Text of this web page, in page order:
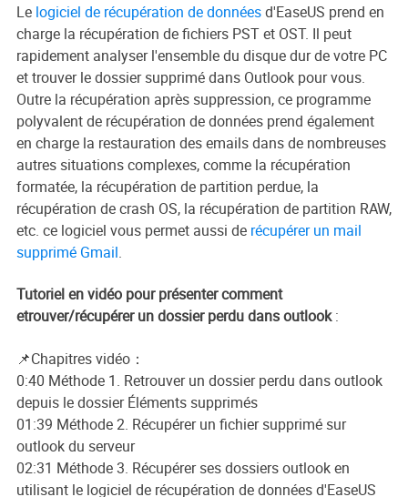
Le logiciel de récupération de donnéesd'EaseUS prend en
charge la récupération de fichiers PST et OST. Il peut
rapidement analyser l'ensemble du disque dur de votre PC
et trouver le dossier supprimé dans Outlook pour vous.
Outre la récupération après suppression, ce programme
polyvalent de récupération de données prend également
en charge la restauration des emails dans de nombreuses
autres situations complexes, comme la récupération
formatée, la récupération de partition perdue, la
récupération de crash OS, la récupération de partition RAW,
etc. ce logiciel vous permet aussi de récupérer un mail
supprimé Gmail.
Tutoriel en vidéo pour présenter comment
etrouver/récupérer un dossier perdu dans outlook:
📌Chapitres vidéo：
0:40 Méthode 1. Retrouver un dossier perdu dans outlook
depuis le dossier Éléments supprimés
01:39 Méthode 2. Récupérer un fichier supprimé sur
outlook du serveur
02:31 Méthode 3. Récupérer ses dossiers outlook en
utilisant le logiciel de récupération de données d'EaseUS